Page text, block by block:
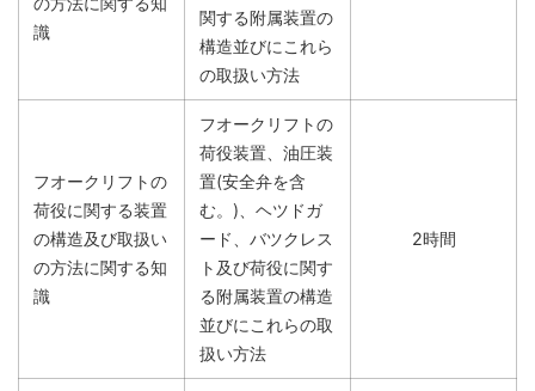
識
関する附属装置の
構造並びにこれら
の取扱い方法
フオークリフトの
荷役に関する装置
の構造及び取扱い
の方法に関する知
識
フオークリフトの
荷役装置、油圧装
置(安全弁を含
む。)、ヘツドガ
ード、バツクレス
ト及び荷役に関す
る附属装置の構造
並びにこれらの取
扱い方法
2時間